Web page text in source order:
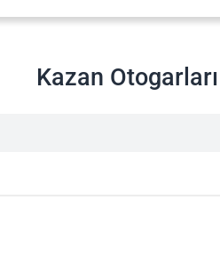
Kazan Otogarları